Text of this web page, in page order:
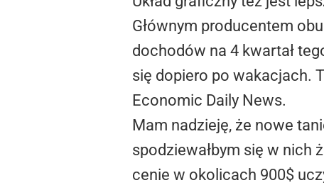
Głównym producentem
dochodów na 4 kwartał
się dopiero po wakacjach.
Economic Daily News.
Mam nadzieję, że nowe
spodziewałbym się w nich
cenie w okolicach 900$